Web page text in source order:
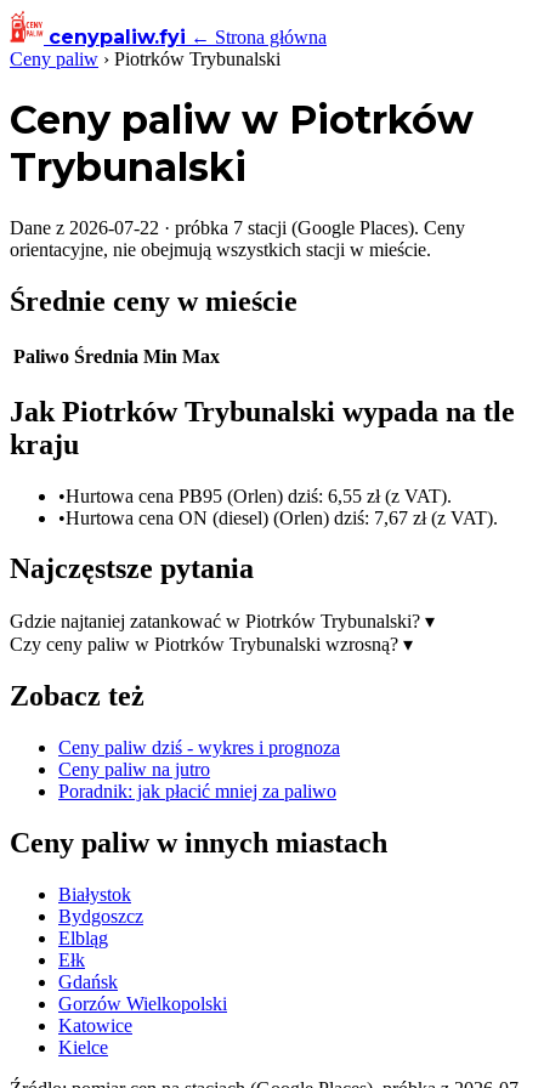
cenypaliw.fyi ← Strona główna
Ceny paliw › Piotrków Trybunalski
Ceny paliw w Piotrków
Trybunalski
Dane z 2026-07-22 · próbka 7 stacji (Google Places). Ceny
orientacyjne, nie obejmują wszystkich stacji w mieście.
Średnie ceny w mieście
Paliwo Średnia Min Max
Jak Piotrków Trybunalski wypada na tle
kraju
•Hurtowa cena PB95 (Orlen) dziś: 6,55 zł (z VAT).
•Hurtowa cena ON (diesel) (Orlen) dziś: 7,67 zł (z VAT).
Najczęstsze pytania
Gdzie najtaniej zatankować w Piotrków Trybunalski? ▾
Czy ceny paliw w Piotrków Trybunalski wzrosną? ▾
Zobacz też
Ceny paliw dziś - wykres i prognoza
Ceny paliw na jutro
Poradnik: jak płacić mniej za paliwo
Ceny paliw w innych miastach
Białystok
Bydgoszcz
Elbląg
Ełk
Gdańsk
Gorzów Wielkopolski
Katowice
Kielce